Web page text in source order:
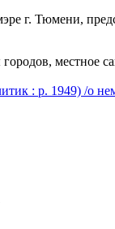
г. Тюмени,
местное
: р. 1949) /о